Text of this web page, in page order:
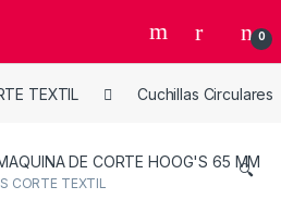
0
TEXTIL Cuchillas Circulares
🔍
CORTE TEXTIL